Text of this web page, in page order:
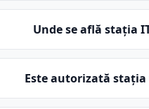
Unde se află stația
Este autorizată stația